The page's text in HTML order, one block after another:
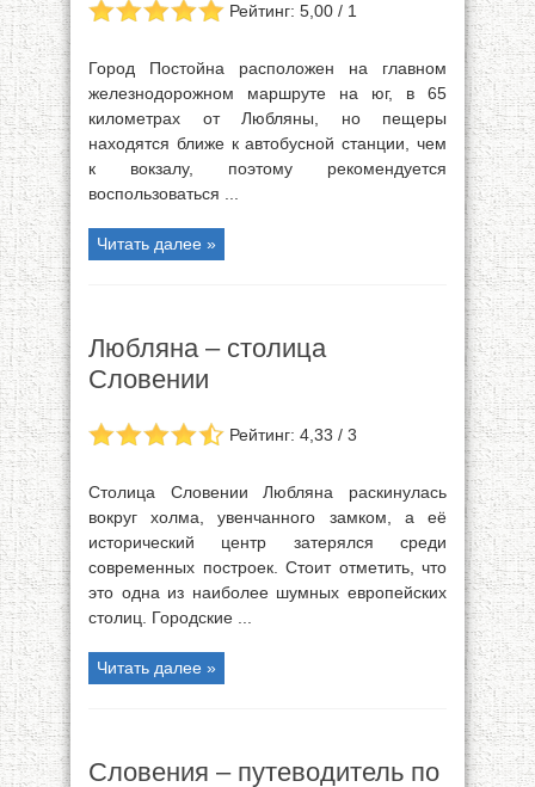
Рейтинг: 5,00 / 1
Город Постойна расположен на главном
железнодорожном маршруте на юг, в 65
километрах от Любляны, но пещеры
находятся ближе к автобусной станции, чем
к вокзалу, поэтому рекомендуется
воспользоваться ...
Читать далее »
Любляна – столица
Словении
Рейтинг: 4,33 / 3
Столица Словении Любляна раскинулась
вокруг холма, увенчанного замком, а её
исторический центр затерялся среди
современных построек. Стоит отметить, что
это одна из наиболее шумных европейских
столиц. Городские ...
Читать далее »
Словения – путеводитель по